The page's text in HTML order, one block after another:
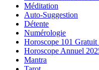
Méditation
Auto-Suggestion
Détente
Numérologie
Horoscope 101
Horoscope Annuel
Mantra